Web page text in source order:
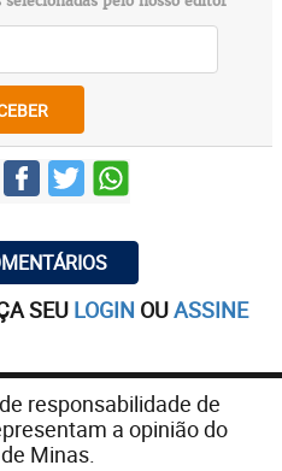
SEU LOGIN OUASSINE
responsabilidade de
a opinião do
Minas.